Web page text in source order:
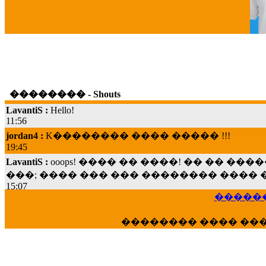
�������� - Shouts
LavantiS :Hello!
11:56
jordan4 :
19:45
LavantiS :
���; ���� ��� ��� �������� ����
15:07
Dimitris_P :���� ����� �������� ����
����� ���� ������� ���
������� �����?" ..............����
�������� ����